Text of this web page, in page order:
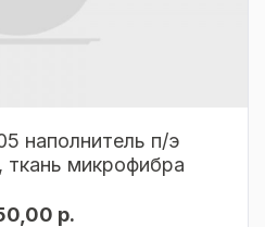
наполнитель п/э
ткань микрофибра
р.